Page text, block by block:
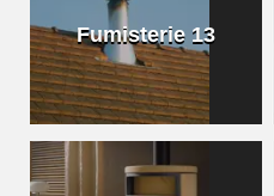
Fumisterie 13